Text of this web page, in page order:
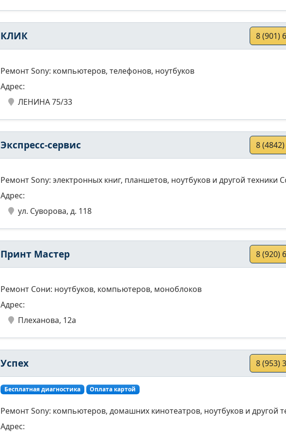
КЛИК 8 (901)
Ремонт Sony: компьютеров, телефонов, ноутбуков
Адрес:
ЛЕНИНА 75/33
Экспресс-сервис 8
Ремонт Sony: электронных книг, планшетов, ноутбуков и другой техники
Адрес:
ул. Суворова, д. 118
Принт Мастер 8 (920)
Ремонт Сони: ноутбуков, компьютеров, моноблоков
Адрес:
Плеханова, 12а
Успех 8 (953)
Бесплатная диагностика Оплата картой
Ремонт Sony: компьютеров, домашних кинотеатров, ноутбуков и другой
Адрес: